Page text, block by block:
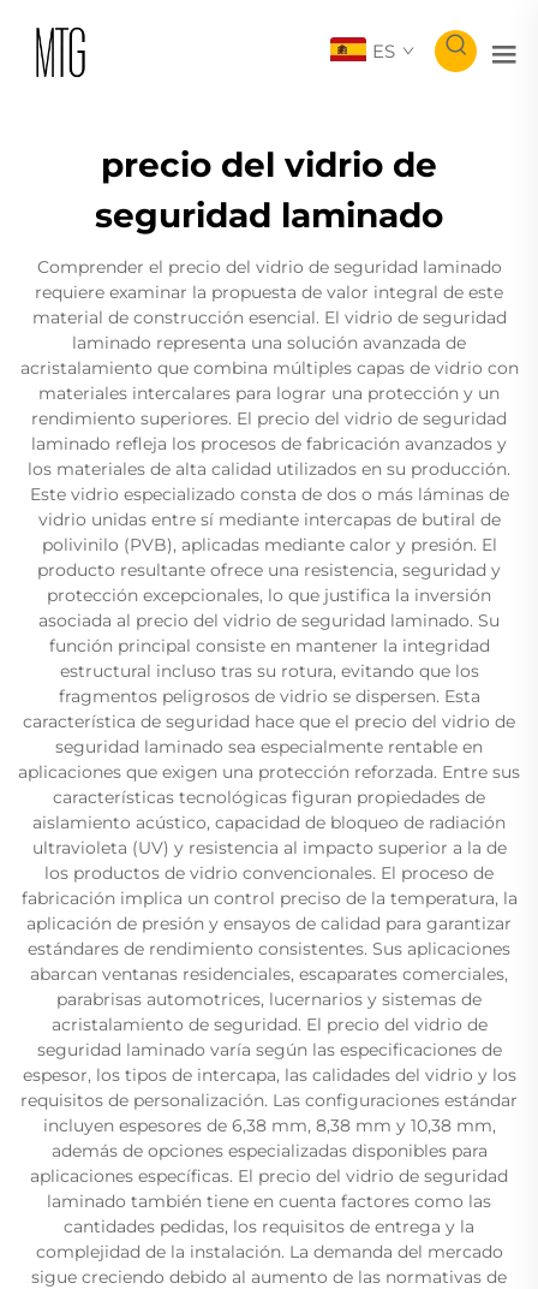
ES
precio del vidrio de
seguridad laminado
Comprender el precio del vidrio de seguridad laminado
requiere examinar la propuesta de valor integral de este
material de construcción esencial. El vidrio de seguridad
laminado representa una solución avanzada de
acristalamiento que combina múltiples capas de vidrio con
materiales intercalares para lograr una protección y un
rendimiento superiores. El precio del vidrio de seguridad
laminado refleja los procesos de fabricación avanzados y
los materiales de alta calidad utilizados en su producción.
Este vidrio especializado consta de dos o más láminas de
vidrio unidas entre sí mediante intercapas de butiral de
polivinilo (PVB), aplicadas mediante calor y presión. El
producto resultante ofrece una resistencia, seguridad y
protección excepcionales, lo que justifica la inversión
asociada al precio del vidrio de seguridad laminado. Su
función principal consiste en mantener la integridad
estructural incluso tras su rotura, evitando que los
fragmentos peligrosos de vidrio se dispersen. Esta
característica de seguridad hace que el precio del vidrio de
seguridad laminado sea especialmente rentable en
aplicaciones que exigen una protección reforzada. Entre sus
características tecnológicas figuran propiedades de
aislamiento acústico, capacidad de bloqueo de radiación
ultravioleta (UV) y resistencia al impacto superior a la de
los productos de vidrio convencionales. El proceso de
fabricación implica un control preciso de la temperatura, la
aplicación de presión y ensayos de calidad para garantizar
estándares de rendimiento consistentes. Sus aplicaciones
abarcan ventanas residenciales, escaparates comerciales,
parabrisas automotrices, lucernarios y sistemas de
acristalamiento de seguridad. El precio del vidrio de
seguridad laminado varía según las especificaciones de
espesor, los tipos de intercapa, las calidades del vidrio y los
requisitos de personalización. Las configuraciones estándar
incluyen espesores de 6,38 mm, 8,38 mm y 10,38 mm,
además de opciones especializadas disponibles para
aplicaciones específicas. El precio del vidrio de seguridad
laminado también tiene en cuenta factores como las
cantidades pedidas, los requisitos de entrega y la
complejidad de la instalación. La demanda del mercado
sigue creciendo debido al aumento de las normativas de